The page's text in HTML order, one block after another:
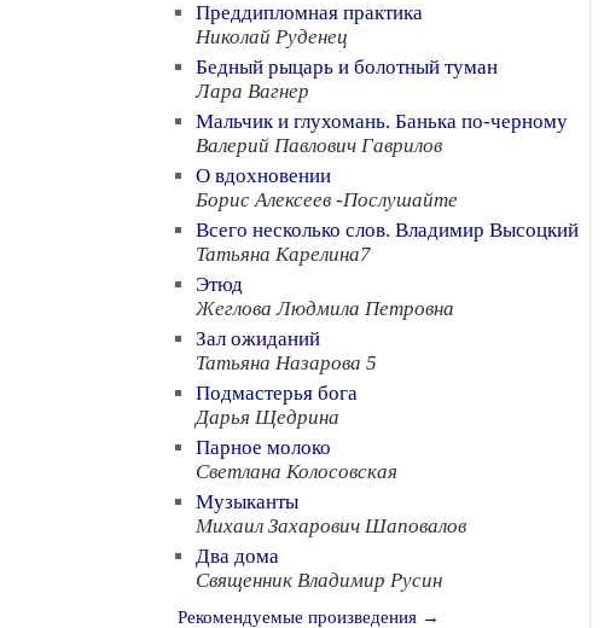
Преддипломная практика
Николай Руденец
Бедный рыцарь и болотный туман
Лара Вагнер
Мальчик и глухомань. Банька по-черному
Валерий Павлович Гаврилов
О вдохновении
Борис Алексеев -Послушайте
Всего несколько слов. Владимир Высоцкий
Татьяна Карелина7
Этюд
Жеглова Людмила Петровна
Зал ожиданий
Татьяна Назарова 5
Подмастерья бога
Дарья Щедрина
Парное молоко
Светлана Колосовская
Музыканты
Михаил Захарович Шаповалов
Два дома
Священник Владимир Русин
Рекомендуемые произведения →